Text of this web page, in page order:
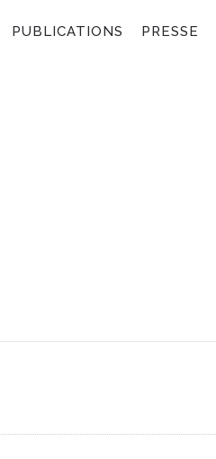
PUBLICATIONS PRESSE